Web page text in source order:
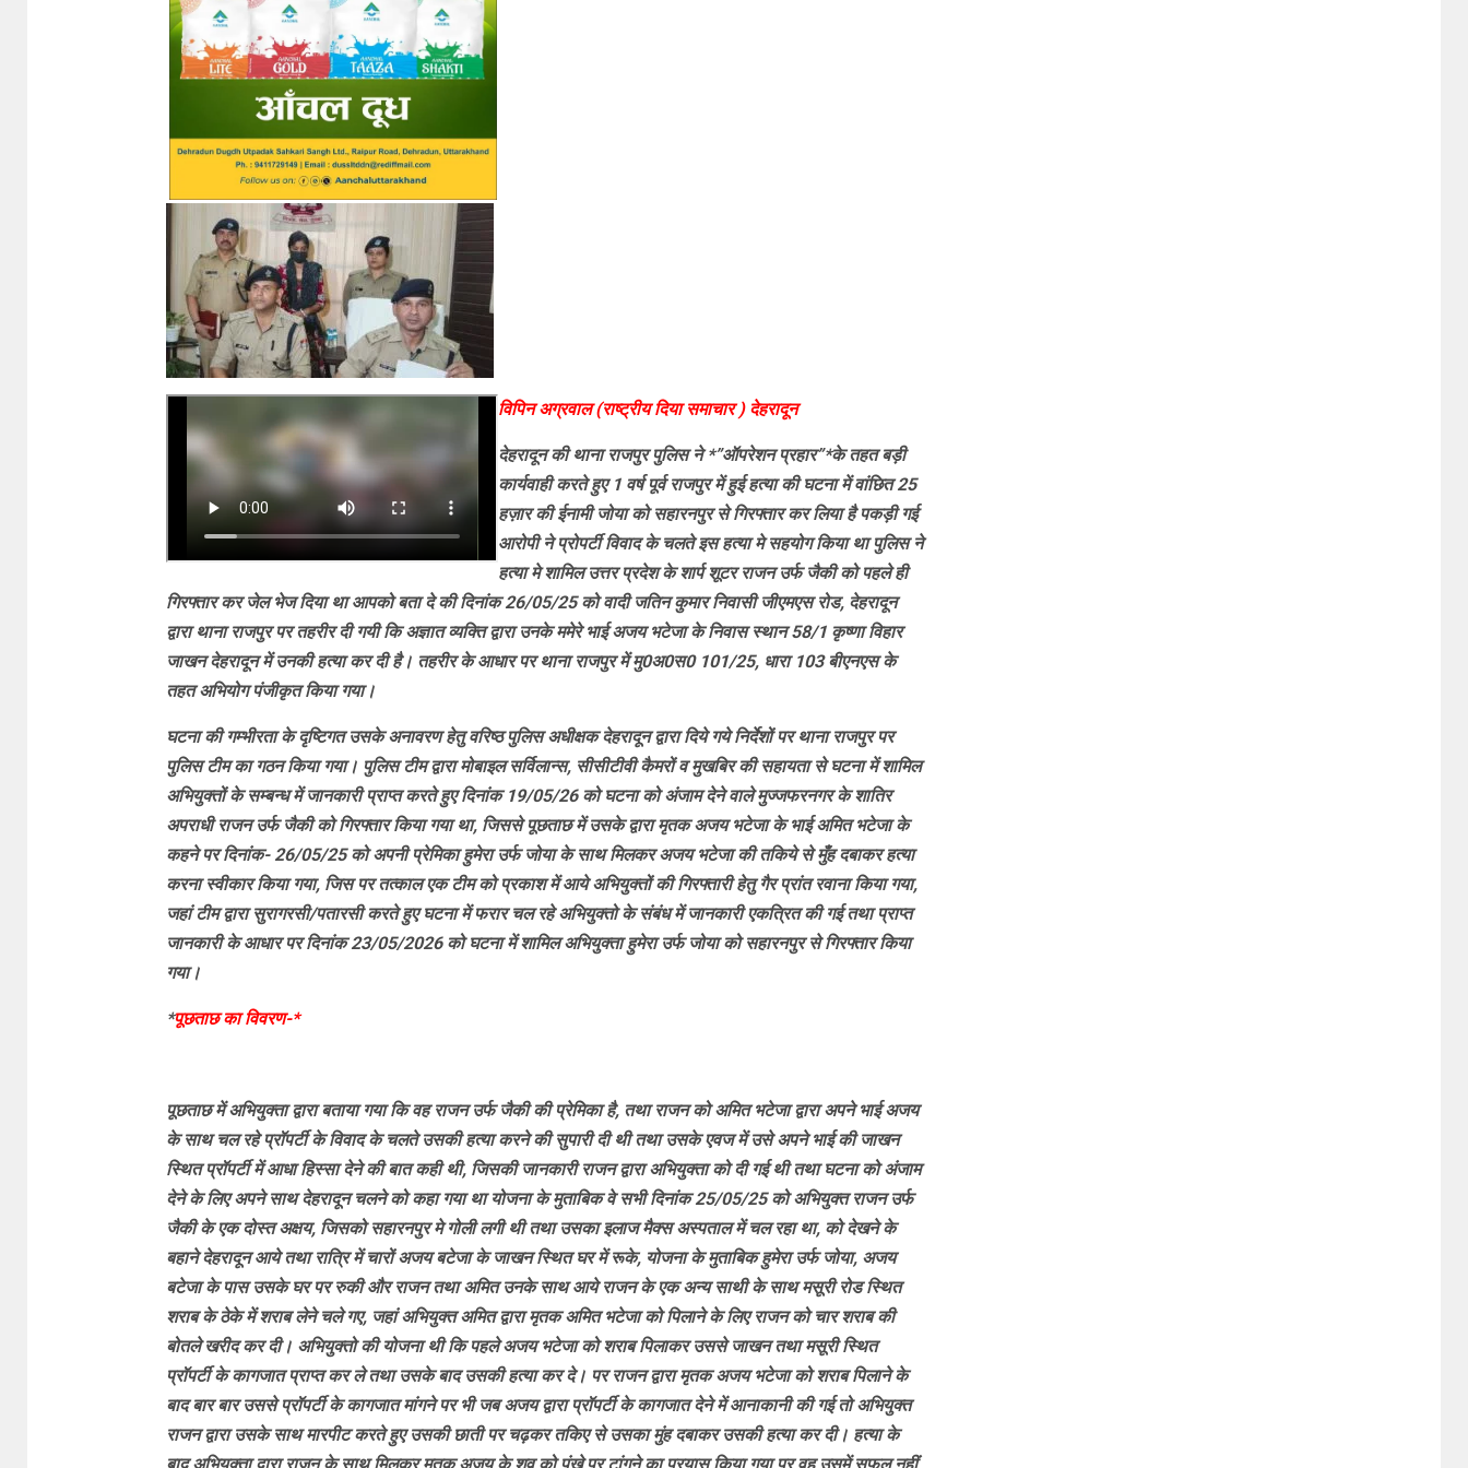
विपिन अग्रवाल (राष्ट्रीय दिया समाचार ) देहरादून
देहरादून की थाना राजपुर पुलिस ने *”ऑपरेशन प्रहार”*के तहत बड़ी
कार्यवाही करते हुए 1 वर्ष पूर्व राजपुर में हुई हत्या की घटना में वांछित 25
हज़ार की ईनामी जोया को सहारनपुर से गिरफ्तार कर लिया है पकड़ी गई
आरोपी ने प्रोपर्टी विवाद के चलते इस हत्या मे सहयोग किया था पुलिस ने
हत्या मे शामिल उत्तर प्रदेश के शार्प शूटर राजन उर्फ जैकी को पहले ही
गिरफ्तार कर जेल भेज दिया था आपको बता दे की दिनांक 26/05/25 को वादी जतिन कुमार निवासी जीएमएस रोड, देहरादून
द्वारा थाना राजपुर पर तहरीर दी गयी कि अज्ञात व्यक्ति द्वारा उनके ममेरे भाई अजय भटेजा के निवास स्थान 58/1 कृष्णा विहार
जाखन देहरादून में उनकी हत्या कर दी है। तहरीर के आधार पर थाना राजपुर में मु0अ0स0 101/25, धारा 103 बीएनएस के
तहत अभियोग पंजीकृत किया गया।
घटना की गम्भीरता के दृष्टिगत उसके अनावरण हेतु वरिष्ठ पुलिस अधीक्षक देहरादून द्वारा दिये गये निर्देशों पर थाना राजपुर पर
पुलिस टीम का गठन किया गया। पुलिस टीम द्वारा मोबाइल सर्विलान्स, सीसीटीवी कैमरों व मुखबिर की सहायता से घटना में शामिल
अभियुक्तों के सम्बन्ध में जानकारी प्राप्त करते हुए दिनांक 19/05/26 को घटना को अंजाम देने वाले मुज्जफरनगर के शातिर
अपराधी राजन उर्फ जैकी को गिरफ्तार किया गया था, जिससे पूछताछ में उसके द्वारा मृतक अजय भटेजा के भाई अमित भटेजा के
कहने पर दिनांक- 26/05/25 को अपनी प्रेमिका हुमेरा उर्फ जोया के साथ मिलकर अजय भटेजा की तकिये से मुँह दबाकर हत्या
करना स्वीकार किया गया, जिस पर तत्काल एक टीम को प्रकाश में आये अभियुक्तों की गिरफ्तारी हेतु गैर प्रांत रवाना किया गया,
जहां टीम द्वारा सुरागरसी/पतारसी करते हुए घटना में फरार चल रहे अभियुक्तो के संबंध में जानकारी एकत्रित की गई तथा प्राप्त
जानकारी के आधार पर दिनांक 23/05/2026 को घटना में शामिल अभियुक्ता हुमेरा उर्फ जोया को सहारनपुर से गिरफ्तार किया
गया।
*पूछताछ का विवरण-*
पूछताछ में अभियुक्ता द्वारा बताया गया कि वह राजन उर्फ जैकी की प्रेमिका है, तथा राजन को अमित भटेजा द्वारा अपने भाई अजय
के साथ चल रहे प्रॉपर्टी के विवाद के चलते उसकी हत्या करने की सुपारी दी थी तथा उसके एवज में उसे अपने भाई की जाखन
स्थित प्रॉपर्टी में आधा हिस्सा देने की बात कही थी, जिसकी जानकारी राजन द्वारा अभियुक्ता को दी गई थी तथा घटना को अंजाम
देने के लिए अपने साथ देहरादून चलने को कहा गया था योजना के मुताबिक वे सभी दिनांक 25/05/25 को अभियुक्त राजन उर्फ
जैकी के एक दोस्त अक्षय, जिसको सहारनपुर मे गोली लगी थी तथा उसका इलाज मैक्स अस्पताल में चल रहा था, को देखने के
बहाने देहरादून आये तथा रात्रि में चारों अजय बटेजा के जाखन स्थित घर में रूके, योजना के मुताबिक हुमेरा उर्फ जोया, अजय
बटेजा के पास उसके घर पर रुकी और राजन तथा अमित उनके साथ आये राजन के एक अन्य साथी के साथ मसूरी रोड स्थित
शराब के ठेके में शराब लेने चले गए, जहां अभियुक्त अमित द्वारा मृतक अमित भटेजा को पिलाने के लिए राजन को चार शराब की
बोतले खरीद कर दी। अभियुक्तो की योजना थी कि पहले अजय भटेजा को शराब पिलाकर उससे जाखन तथा मसूरी स्थित
प्रॉपर्टी के कागजात प्राप्त कर ले तथा उसके बाद उसकी हत्या कर दे। पर राजन द्वारा मृतक अजय भटेजा को शराब पिलाने के
बाद बार बार उससे प्रॉपर्टी के कागजात मांगने पर भी जब अजय द्वारा प्रॉपर्टी के कागजात देने में आनाकानी की गई तो अभियुक्त
राजन द्वारा उसके साथ मारपीट करते हुए उसकी छाती पर चढ़कर तकिए से उसका मुंह दबाकर उसकी हत्या कर दी। हत्या के